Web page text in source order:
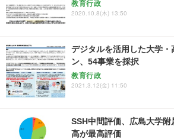
教育行政
2020.10.8(木) 13:50
デジタルを活用した大学・
ン、54事業を採択
教育行政
2021.3.12(金) 11:50
SSH中間評価、広島大学
高が最高評価